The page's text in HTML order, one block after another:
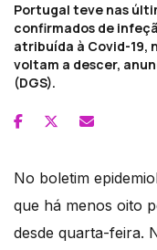
Portugal teve nas
confirmados de
atribuída à Covid-19,
voltam a descer,
(DGS).
No boletim
que há menos oito
desde quarta-feira.